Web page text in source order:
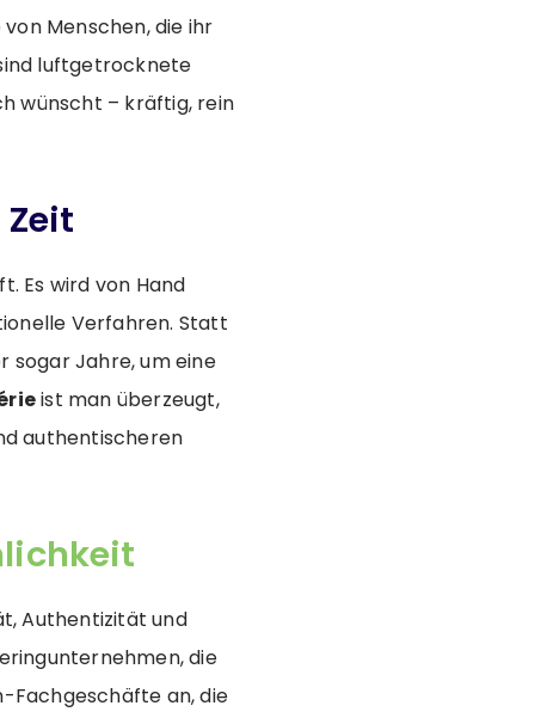
Menschen, die ihr
luftgetrocknete
wünscht – kräftig, rein
Zeit
Es wird von Hand
Verfahren. Statt
sogar Jahre, um eine
ist man überzeugt,
authentischeren
Authentizität und
die
Fachgeschäfte an, die